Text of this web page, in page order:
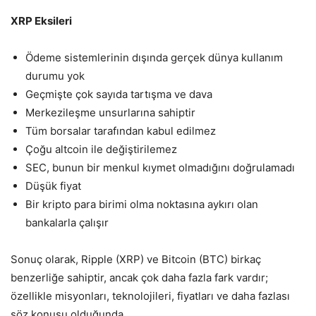
XRP Eksileri
Ödeme sistemlerinin dışında gerçek dünya kullanım
durumu yok
Geçmişte çok sayıda tartışma ve dava
Merkezileşme unsurlarına sahiptir
Tüm borsalar tarafından kabul edilmez
Çoğu altcoin ile değiştirilemez
SEC, bunun bir menkul kıymet olmadığını doğrulamadı
Düşük fiyat
Bir kripto para birimi olma noktasına aykırı olan
bankalarla çalışır
Sonuç olarak, Ripple (XRP) ve Bitcoin (BTC) birkaç
benzerliğe sahiptir, ancak çok daha fazla fark vardır;
özellikle misyonları, teknolojileri, fiyatları ve daha fazlası